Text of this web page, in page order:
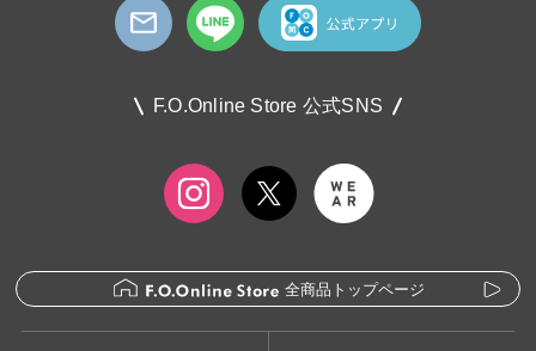
F.O.Online Store 公式SNS
全商品トップページ